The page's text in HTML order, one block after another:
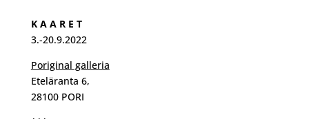
K A A R E T
3.-20.9.2022
Poriginal galleria
Eteläranta 6,
28100 PORI